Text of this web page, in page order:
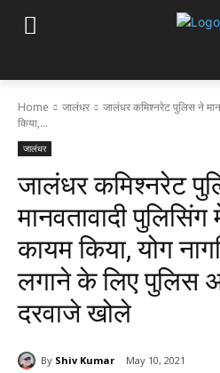
Home जालंधर
जालंधर कमिश्नरेट पुलिस ने
किया,...
जालंधर
जालंधर कमिश्नरेट
मानवतावादी
कायम किया, योग
लगाने के लिए पुलिस
दरवाजे खोले
By Shiv Kumar May 10, 2021